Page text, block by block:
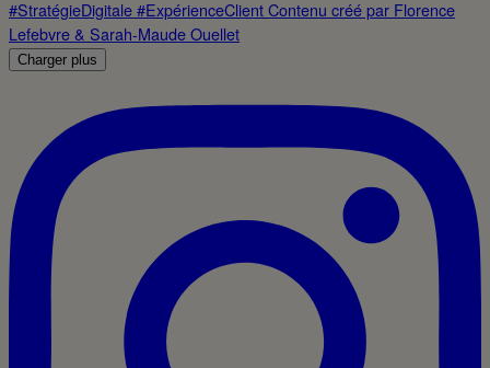
Charger plus